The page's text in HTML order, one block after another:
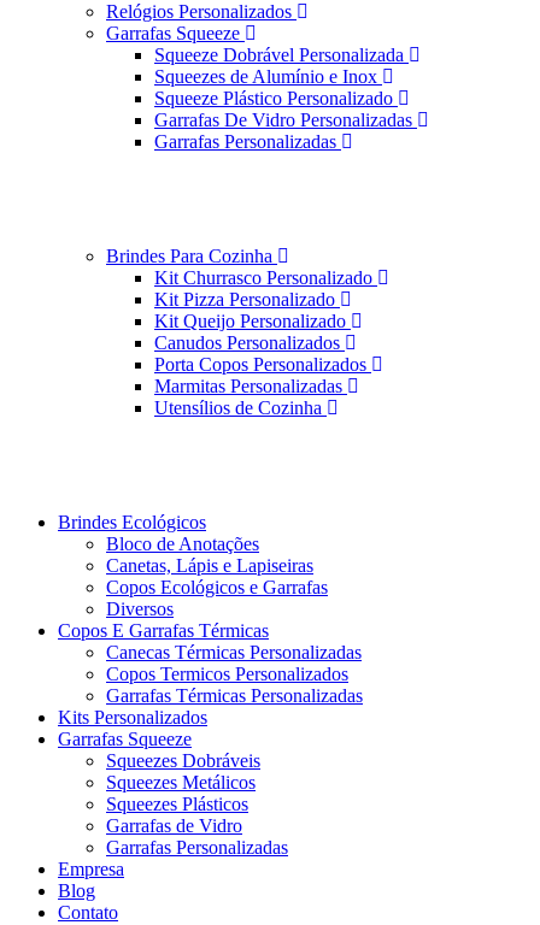
Relógios Personalizados
Garrafas Squeeze
Squeeze Dobrável Personalizada
Squeezes de Alumínio e Inox
Squeeze Plástico Personalizado
Garrafas De Vidro Personalizadas
Garrafas Personalizadas
Brindes Para Cozinha
Kit Churrasco Personalizado
Kit Pizza Personalizado
Kit Queijo Personalizado
Canudos Personalizados
Porta Copos Personalizados
Marmitas Personalizadas
Utensílios de Cozinha
Brindes Ecológicos
Bloco de Anotações
Canetas, Lápis e Lapiseiras
Copos Ecológicos e Garrafas
Diversos
Copos E Garrafas Térmicas
Canecas Térmicas Personalizadas
Copos Termicos Personalizados
Garrafas Térmicas Personalizadas
Kits Personalizados
Garrafas Squeeze
Squeezes Dobráveis
Squeezes Metálicos
Squeezes Plásticos
Garrafas de Vidro
Garrafas Personalizadas
Empresa
Blog
Contato